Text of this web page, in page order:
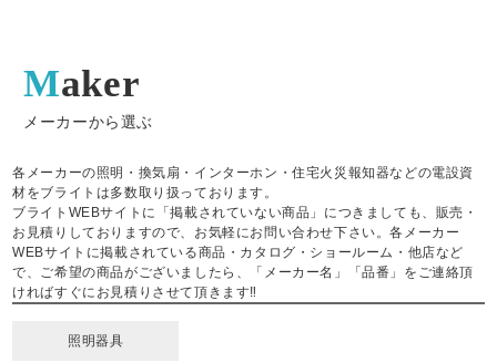
Maker
メーカーから選ぶ
各メーカーの照明・換気扇・インターホン・住宅火災報知器などの電設資
材をブライトは多数取り扱っております。
ブライトWEBサイトに「掲載されていない商品」につきましても、販売・
お見積りしておりますので、お気軽にお問い合わせ下さい。各メーカー
WEBサイトに掲載されている商品・カタログ・ショールーム・他店など
で、ご希望の商品がございましたら、「メーカー名」「品番」をご連絡頂
ければすぐにお見積りさせて頂きます‼
照明器具